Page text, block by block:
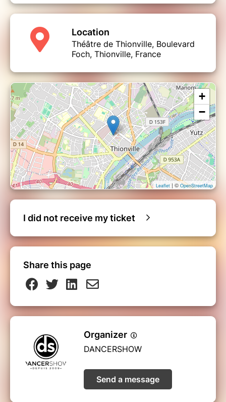
Location
Théâtre de Thionville, Boulevard
Foch, Thionville, France
+
−
Leaflet | © OpenStreetMap
I did not receive my ticket
Share this page
Organizer
DANCERSHOW
Send a message